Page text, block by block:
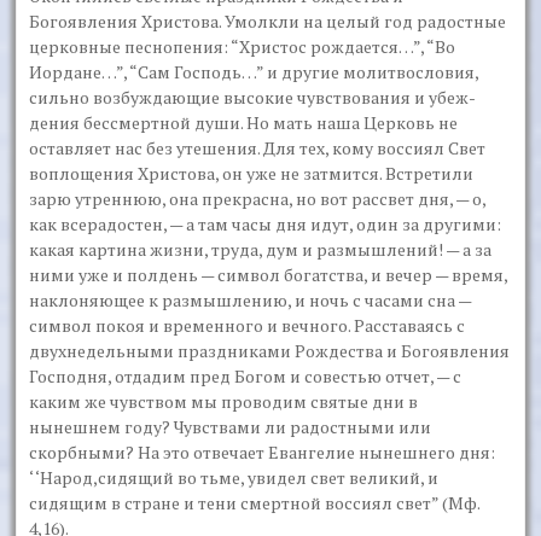
Богоявления Хрис­това. Умолкли на целый год радостные
церковные песнопения: “Христос рождается…”, “Во
Иордане…”, “Сам Господь…” и другие молитвословия,
сильно возбуждающие высокие чувствования и убеж­
дения бессмертной души. Но мать наша Церковь не
оставляет нас без утешения. Для тех, кому воссиял Свет
воплощения Христова, он уже не затмится. Встретили
зарю утреннюю, она прекрасна, но вот рассвет дня, — о,
как всерадостен, — а там часы дня идут, один за другими:
ка­кая картина жизни, труда, дум и размышлений! — а за
ними уже и пол­день — символ богатства, и вечер — время,
наклоняющее к размышле­нию, и ночь с часами сна —
символ покоя и временного и вечного. Расставаясь с
двухнедельными праздниками Рождества и Богоявления
Господня, отдадим пред Богом и совестью отчет, — с
каким же чув­ством мы проводим святые дни в
нынешнем году? Чувствами ли радо­стными или
скорбными? На это отвечает Евангелие нынешнего дня:
‘ ‘Народ,сидящий во тьме, увидел свет великий, и
сидящим в стране и тени смертной воссиял свет” (Мф.
4,16).